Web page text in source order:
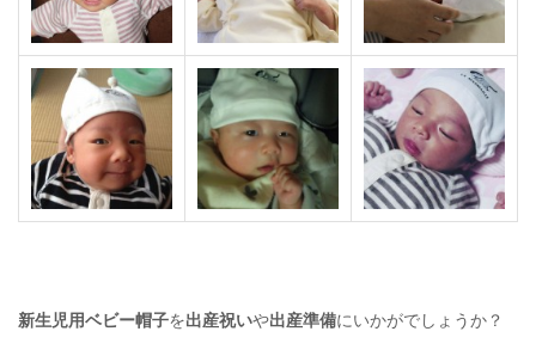
新生児用ベビー帽子を出産祝いや出産準備にいかがでしょうか？